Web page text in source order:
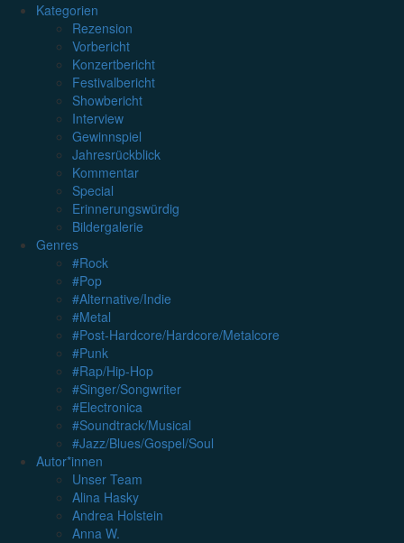
Kategorien
Rezension
Vorbericht
Konzertbericht
Festivalbericht
Showbericht
Interview
Gewinnspiel
Jahresrückblick
Kommentar
Special
Erinnerungswürdig
Bildergalerie
Genres
#Rock
#Pop
#Alternative/Indie
#Metal
#Post-Hardcore/Hardcore/Metalcore
#Punk
#Rap/Hip-Hop
#Singer/Songwriter
#Electronica
#Soundtrack/Musical
#Jazz/Blues/Gospel/Soul
Autor*innen
Unser Team
Alina Hasky
Andrea Holstein
Anna W.